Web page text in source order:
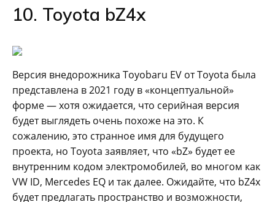
10. Toyota bZ4x
Версия внедорожника Toyobaru EV от Toyota была
представлена ​​в 2021 году в «концептуальной»
форме — хотя ожидается, что серийная версия
будет выглядеть очень похоже на это. К
сожалению, это странное имя для будущего
проекта, но Toyota заявляет, что «bZ» будет ее
внутренним кодом электромобилей, во многом как
VW ID, Mercedes EQ и так далее. Ожидайте, что bZ4x
будет предлагать пространство и возможности,